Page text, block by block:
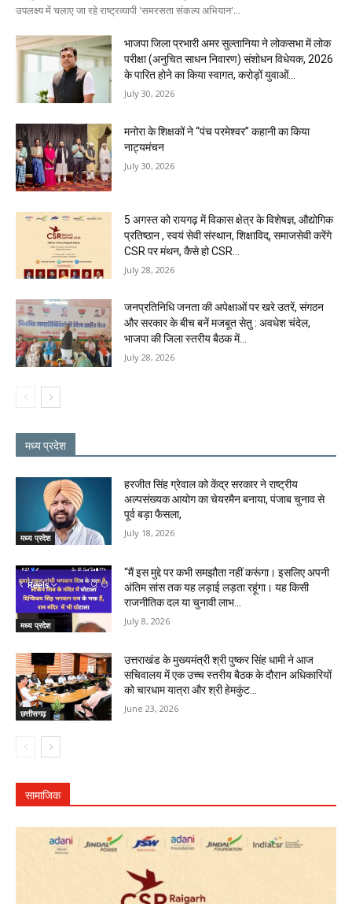
उपलक्ष्य में चलाए जा रहे राष्ट्रव्यापी 'समरसता संकल्प अभियान'...
भाजपा जिला प्रभारी अमर सुल्तानिया ने लोकसभा में लोक
परीक्षा (अनुचित साधन निवारण) संशोधन विधेयक, 2026
के पारित होने का किया स्वागत, करोड़ों युवाओं...
July 30, 2026
मनोरा के शिक्षकों ने “पंच परमेश्वर” कहानी का किया
नाट्यमंचन
July 30, 2026
5 अगस्त को रायगढ़ में विकास क्षेत्र के विशेषज्ञ, औद्योगिक
प्रतिष्ठान , स्वयं सेवी संस्थान, शिक्षाविद्, समाजसेवी करेंगे
CSR पर मंथन, कैसे हो CSR...
July 28, 2026
जनप्रतिनिधि जनता की अपेक्षाओं पर खरे उतरें, संगठन
और सरकार के बीच बनें मजबूत सेतु : अवधेश चंदेल,
भाजपा की जिला स्तरीय बैठक में...
July 28, 2026
मध्य प्रदेश
मध्य प्रदेश
हरजीत सिंह ग्रेवाल को केंद्र सरकार ने राष्ट्रीय
अल्पसंख्यक आयोग का चेयरमैन बनाया, पंजाब चुनाव से
पूर्व बड़ा फैसला,
July 18, 2026
मध्य प्रदेश
“मैं इस मुद्दे पर कभी समझौता नहीं करूंगा। इसलिए अपनी
अंतिम सांस तक यह लड़ाई लड़ता रहूंगा। यह किसी
राजनीतिक दल या चुनावी लाभ...
July 8, 2026
छत्तीसगढ़
उत्तराखंड के मुख्यमंत्री श्री पुष्कर सिंह धामी ने आज
सचिवालय में एक उच्च स्तरीय बैठक के दौरान अधिकारियों
को चारधाम यात्रा और श्री हेमकुंट...
June 23, 2026
सामाजिक